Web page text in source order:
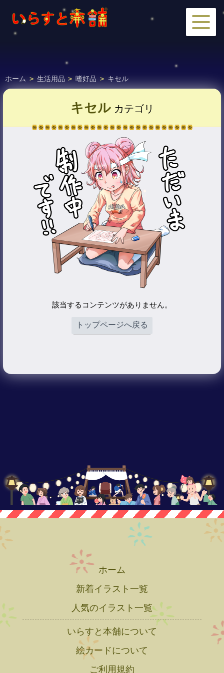
ホーム > 生活用品 > 嗜好品 > キセル
キセルカテゴリ
該当するコンテンツがありません。
トップページへ戻る
ホーム
新着イラスト一覧
人気のイラスト一覧
いらすと本舗について
絵カードについて
ご利用規約